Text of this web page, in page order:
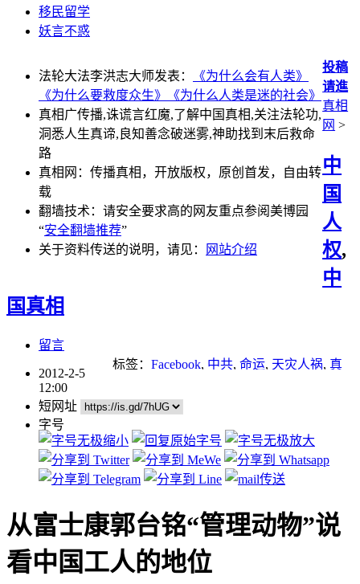
移民留学
妖言不惑
法轮大法李洪志大师发表：
《为什么会有人类》
《为什么要救度众生》
《为什么人类是迷的社会》
真相广传播,诛谎言红魔,了解中国真相,关注法轮功,
洞悉人生真谛,良知善念破迷雾,神助找到末后救命
路
真相网：传播真相，开放版权，原创首发，自由转
载
翻墙技术：请安全要求高的网友重点参阅美博园
“安全翻墙推荐”
关于资料传送的说明，请见：
网站介绍
投稿
请進
真相
网 >
中
国
人
权,
中
国真相
留言
标签： Facebook, 中共, 命运, 天灾人祸, 真
2012-2-5
12:00
短网址
字号
从富士康郭台铭“管理动物”说
看中国工人的地位